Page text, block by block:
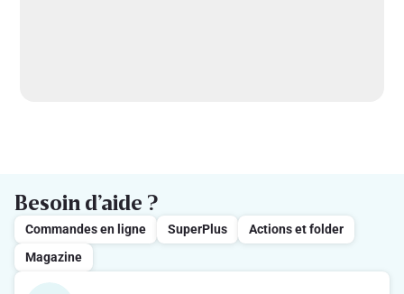
Besoin d’aide ?
Commandes en ligne SuperPlus
Actions et folder
Magazine